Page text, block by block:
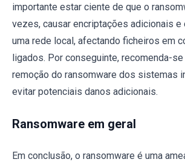
importante estar ciente de que o
vezes, causar encriptações adicionais
uma rede local, afectando ficheiros em
ligados. Por conseguinte, recomenda-
remoção do ransomware dos sistemas
evitar potenciais danos adicionais.
Ransomware em geral
Em conclusão, o ransomware é uma